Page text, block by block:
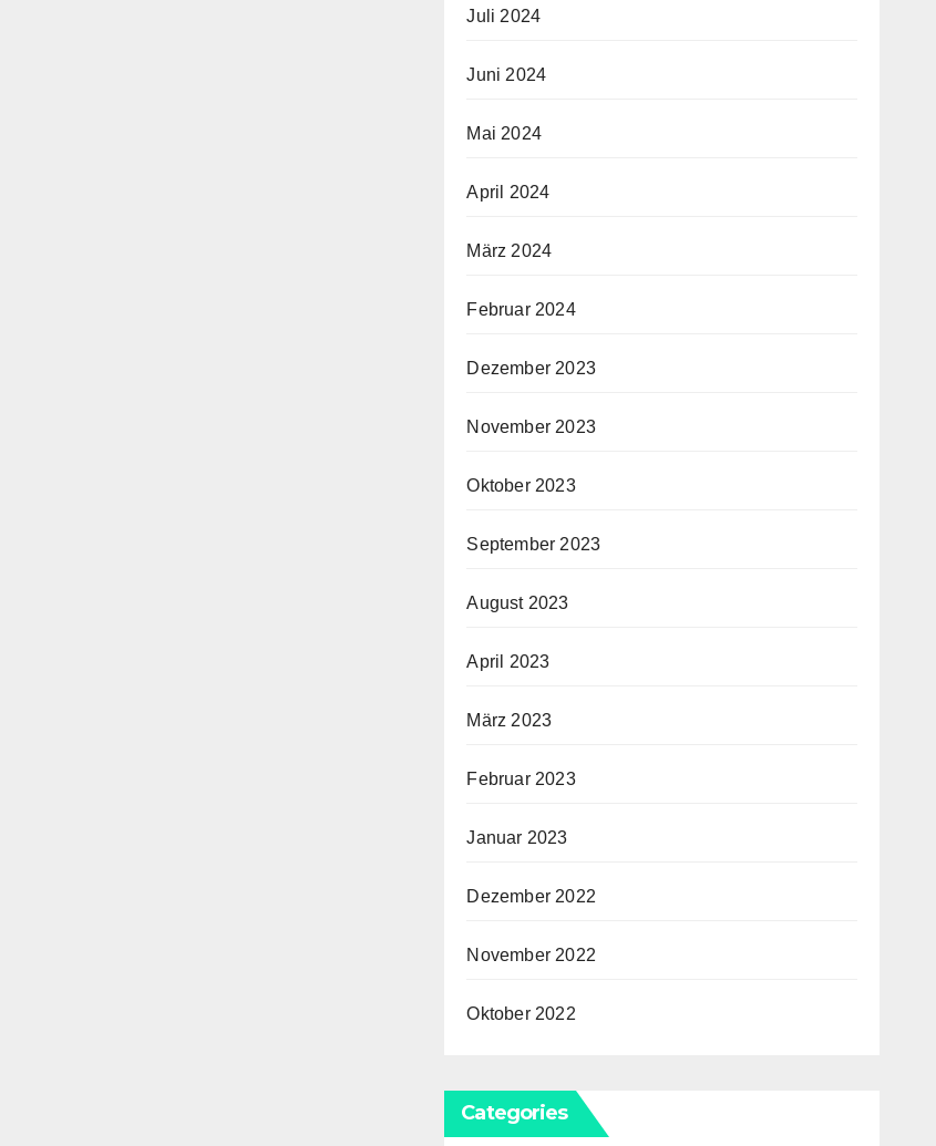
Juli 2024
Juni 2024
Mai 2024
April 2024
März 2024
Februar 2024
Dezember 2023
November 2023
Oktober 2023
September 2023
August 2023
April 2023
März 2023
Februar 2023
Januar 2023
Dezember 2022
November 2022
Oktober 2022
Categories